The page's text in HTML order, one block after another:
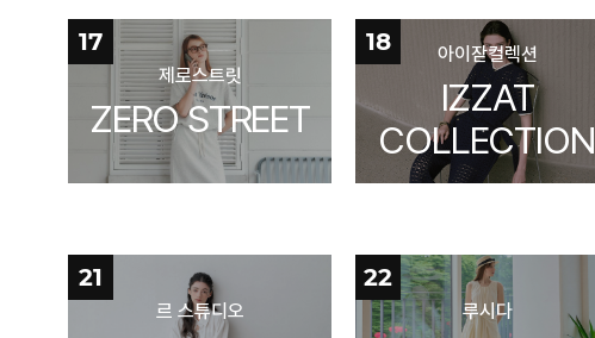
17
제로스트릿
ZERO STREET
18 아이잗컬렉션
IZZAT
COLLECTION
21
르 스튜디오
22
루시다